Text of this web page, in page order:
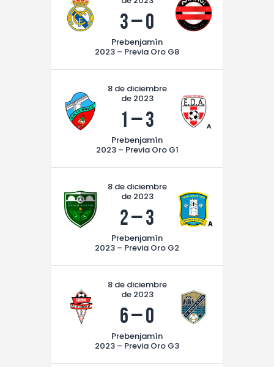
3–0
Prebenjamín
2023 – Previa Oro G8
8 de diciembre
de 2023
1 –3
Prebenjamín
2023 – Previa Oro G1
8 de diciembre
de 2023
2–3
Prebenjamín
2023 – Previa Oro G2
8 de diciembre
de 2023
6–0
Prebenjamín
2023 – Previa Oro G3